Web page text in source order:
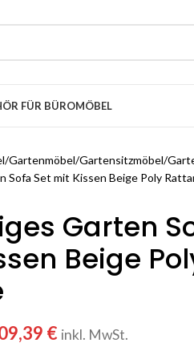
FÜR BÜROMÖBEL
Gartenmöbel Gartensitzmöbel
Sofa Set mit Kissen Beige Poly
Garten
Beige
€ inkl. MwSt.